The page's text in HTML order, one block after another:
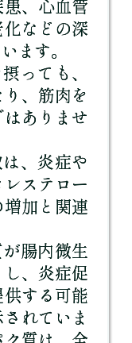
、心血管
などの深
ます。
っても、
、筋肉を
ありませ
、炎症や
ステロー
加と関連
腸内微生
、炎症促
する可能
れていま